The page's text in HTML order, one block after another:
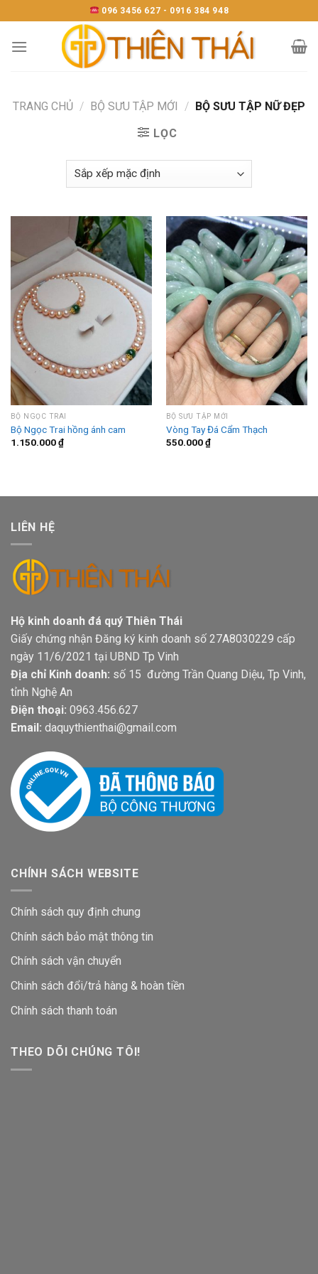
to
content
096 3456 627 - 0916 384 948
TRANG CHỦ / BỘ SƯU TẬP MỚI / BỘ SƯU TẬP NỮ ĐẸP
LỌC
BỘ NGỌC TRAI
Bộ Ngọc Trai hồng ánh cam
1.150.000₫
BỘ SƯU TẬP MỚI
Vòng Tay Đá Cẩm Thạch
550.000₫
LIÊN HỆ
Hộ kinh doanh đá quý Thiên Thái
Giấy chứng nhận Đăng ký kinh doanh số 27A8030229 cấp
ngày 11/6/2021 tại UBND Tp Vinh
Địa chỉ Kinh doanh: số 15 đường Trần Quang Diệu, Tp Vinh,
tỉnh Nghệ An
Điện thoại: 0963.456.627
Email: daquythienthai@gmail.com
CHÍNH SÁCH WEBSITE
Chính sách quy định chung
Chính sách bảo mật thông tin
Chính sách vận chuyển
Chinh sách đổi/trả hàng & hoàn tiền
Chính sách thanh toán
THEO DÕI CHÚNG TÔI!